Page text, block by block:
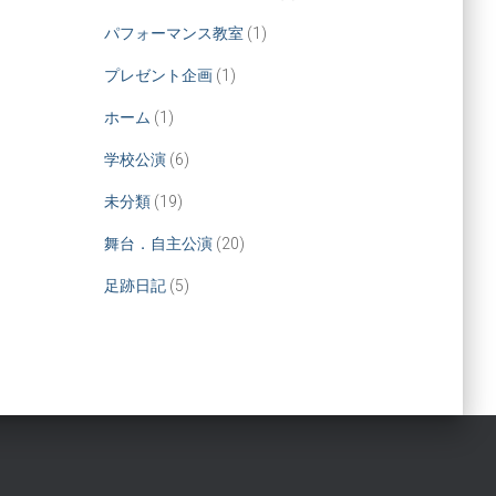
パフォーマンス教室 (1)
プレゼント企画(1)
ホーム (1)
学校公演(6)
未分類(19)
舞台．自主公演(20)
足跡日記(5)